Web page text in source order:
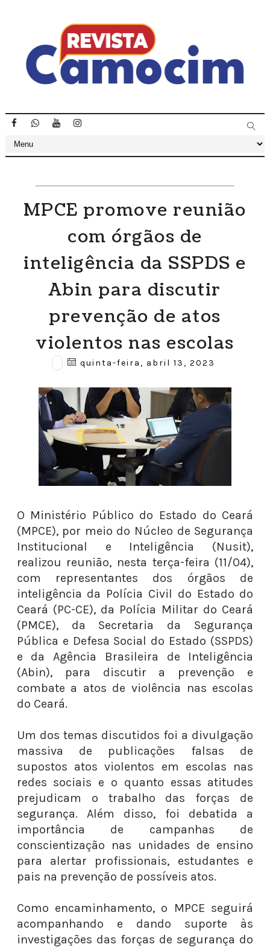
MPCE promove reunião
com órgãos de
inteligência da SSPDS e
Abin para discutir
prevenção de atos
violentos nas escolas
quinta-feira, abril 13, 2023
O Ministério Público do Estado do Ceará
(MPCE), por meio do Núcleo de Segurança
Institucional e Inteligência (Nusit),
realizou reunião, nesta terça-feira (11/04),
com representantes dos órgãos de
inteligência da Polícia Civil do Estado do
Ceará (PC-CE), da Polícia Militar do Ceará
(PMCE), da Secretaria da Segurança
Pública e Defesa Social do Estado (SSPDS)
e da Agência Brasileira de Inteligência
(Abin), para discutir a prevenção e
combate a atos de violência nas escolas
do Ceará.
Um dos temas discutidos foi a divulgação
massiva de publicações falsas de
supostos atos violentos em escolas nas
redes sociais e o quanto essas atitudes
prejudicam o trabalho das forças de
segurança. Além disso, foi debatida a
importância de campanhas de
conscientização nas unidades de ensino
para alertar profissionais, estudantes e
pais na prevenção de possíveis atos.
Como encaminhamento, o MPCE seguirá
acompanhando e dando suporte às
investigações das forças de segurança do